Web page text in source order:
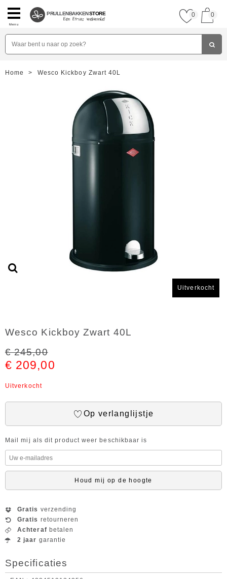
Menu
PRULLENBAKKENSTORE 0 0
Home > Wesco Kickboy Zwart 40L
Uitverkocht
Wesco Kickboy Zwart 40L
€ 245,00
€ 209,00
Uitverkocht
Op verlanglijstje
Mail mij als dit product weer beschikbaar is
Houd mij op de hoogte
Gratis verzending
Gratis retourneren
Achteraf betalen
2 jaar garantie
Specificaties